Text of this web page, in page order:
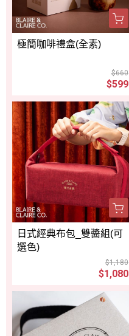
極簡咖啡禮盒(全素)
$660
$599
日式經典布包_雙醬組(可
選色)
$1,180
$1,080